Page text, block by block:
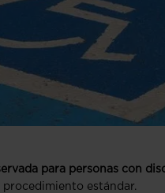
para personas con
estándar.